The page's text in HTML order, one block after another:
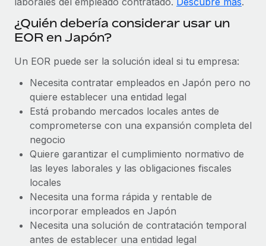
Proporciona dispositivos tecnológicos y contrólalos
en todo el mundo.
Apertura de entidades
Abre entidades conforme a la legalidad enseguida.
Movilidad y reubicación
Reubica a los empleados con facilidad.
Prestaciones
Gestiona las prestaciones de los empleados sin
complicaciones.
BLOG
Novedades de producto de Remote:
Management Plus
La misión de Remote sigue siendo ayudar a empresas de
todos los tamaños a contratar, gestionar y...
Más información
Pento se convierte en un empleador equitativo
con Remote
Gestionar las nóminas internamente es complicado. Tardas
semanas en hacerlo manualmente y, al mes...
¿Quién debería considerar usar un
EOR en Japón?
Un EOR puede ser la solución ideal si tu empresa:
Necesita contratar empleados en Japón pero no
quiere establecer una entidad legal
Está probando mercados locales antes de
comprometerse con una expansión completa del
negocio
Quiere garantizar el cumplimiento normativo de
las leyes laborales y las obligaciones fiscales
locales
Necesita una forma rápida y rentable de
incorporar empleados en Japón
Necesita una solución de contratación temporal
antes de establecer una entidad legal